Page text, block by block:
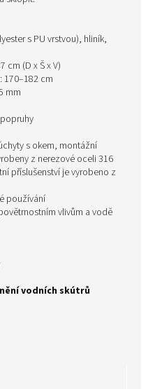
s PU vrstvou), hliník,
cm (D x Š x V)
170–182 cm
mm
s okem, montážní
z nerezové oceli 316
příslušenství je vyrobeno z
používání
vlivům a vodě
vodních skútrů